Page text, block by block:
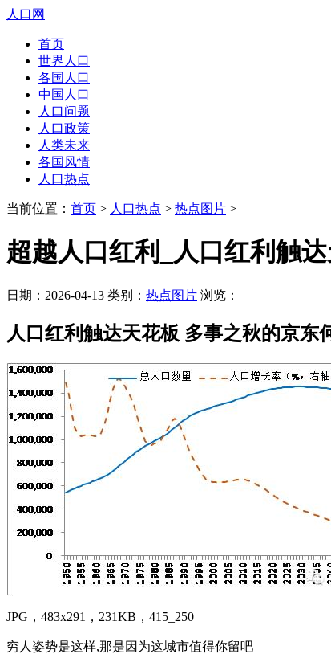
人口网
首页
世界人口
各国人口
中国人口
人口问题
人口政策
人类未来
各国风情
人口热点
当前位置： 首页 > 人口热点 > 热点图片 >
超越人口红利_人口红利触
日期：2026-04-13 类别： 热点图片 浏览：
人口红利触达天花板 多事之秋的京东
JPG，483x291，231KB，415_250
穷人姿势是这样,那是因为这城市值得你留吧